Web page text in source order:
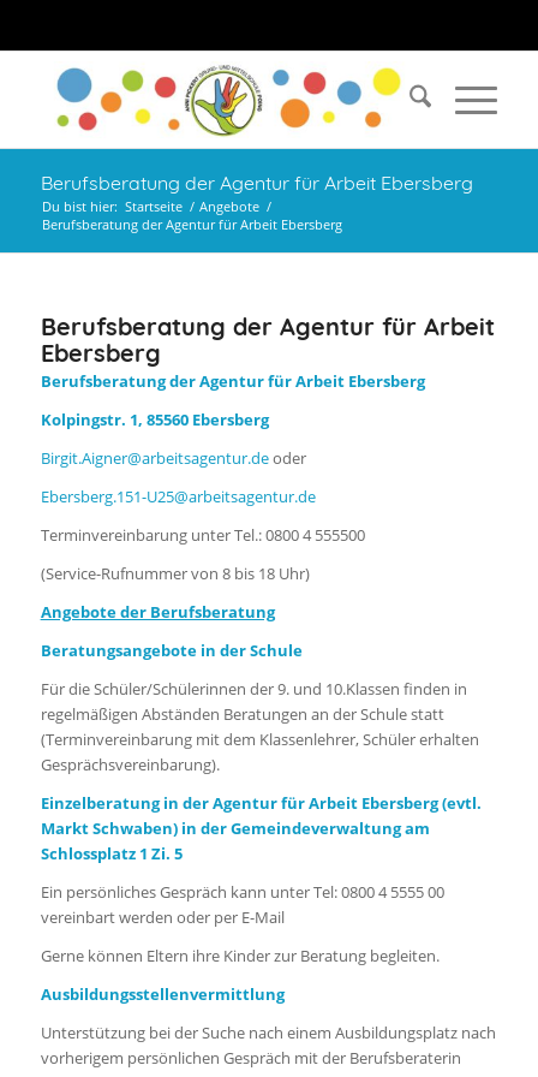
Berufsberatung der Agentur für Arbeit Ebersberg
Du bist hier: Startseite / Angebote /
Berufsberatung der Agentur für Arbeit Ebersberg
Berufsberatung der Agentur für Arbeit
Ebersberg
Berufsberatung der Agentur für Arbeit Ebersberg
Kolpingstr. 1, 85560 Ebersberg
Birgit.Aigner@arbeitsagentur.deoder
Ebersberg.151-U25@arbeitsagentur.de
Terminvereinbarung unter Tel.: 0800 4 555500
(Service-Rufnummer von 8 bis 18 Uhr)
Angebote der Berufsberatung
Beratungsangebote in der Schule
Für die Schüler/Schülerinnen der 9. und 10.Klassen finden in
regelmäßigen Abständen Beratungen an der Schule statt
(Terminvereinbarung mit dem Klassenlehrer, Schüler erhalten
Gesprächsvereinbarung).
Einzelberatung in der Agentur für Arbeit Ebersberg (evtl.
Markt Schwaben) in der Gemeindeverwaltung am
Schlossplatz 1 Zi. 5
Ein persönliches Gespräch kann unter Tel: 0800 4 5555 00
vereinbart werden oder per E-Mail
Gerne können Eltern ihre Kinder zur Beratung begleiten.
Ausbildungsstellenvermittlung
Unterstützung bei der Suche nach einem Ausbildungsplatz nach
vorherigem persönlichen Gespräch mit der Berufsberaterin